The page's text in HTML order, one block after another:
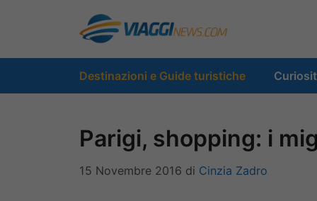
contenuto
Destinazioni e Guide turistiche
Parigi, shopping: i
15 Novembre 2016 di Cinzia Zadro